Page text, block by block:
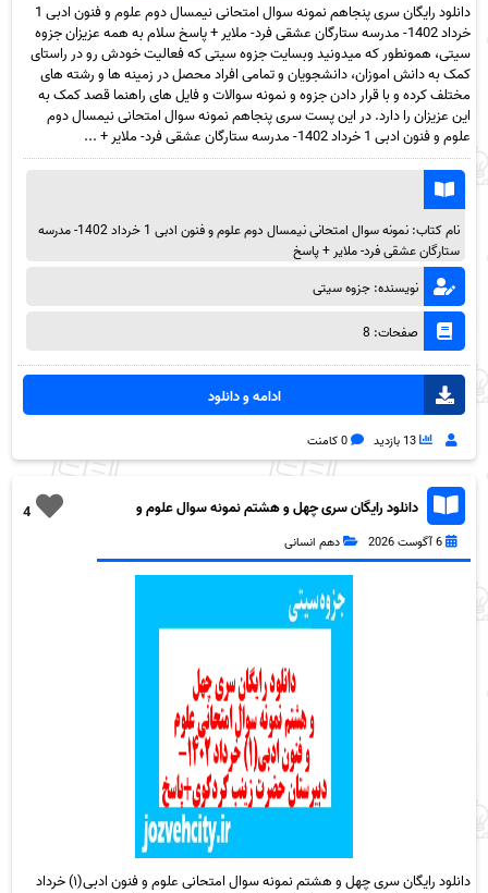
دانلود رایگان سری پنجاهم نمونه سوال امتحانی نیمسال دوم علوم و فنون ادبی 1
خرداد 1402- مدرسه ستارگان عشقی فرد- ملایر + پاسخ سلام به همه عزیزان جزوه
سیتی، همونطور که میدونید وبسایت جزوه سیتی که فعالیت خودش رو در راستای
کمک به دانش اموزان، دانشجویان و تمامی افراد محصل در زمینه ها و رشته های
مختلف کرده و با قرار دادن جزوه و نمونه سوالات و فایل های راهنما قصد کمک به
این عزیزان را دارد. در این پست سری پنجاهم نمونه سوال امتحانی نیمسال دوم
علوم و فنون ادبی 1 خرداد 1402- مدرسه ستارگان عشقی فرد- ملایر + ...
نام کتاب: نمونه سوال امتحانی نیمسال دوم علوم و فنون ادبی 1 خرداد 1402- مدرسه
ستارگان عشقی فرد- ملایر + پاسخ
نویسنده: جزوه سیتی
صفحات: 8
ادامه و دانلود
13 بازدید 0 کامنت
4
دانلود رایگان سری چهل و هشتم نمونه سوال علوم و
فنون دهم انسانی به همراه pdf
6 آگوست 2026 دهم انسانی
دانلود رایگان سری چهل و هشتم نمونه سوال امتحانی علوم و فنون ادبی(۱) خرداد